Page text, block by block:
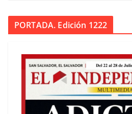
PORTADA. Edición 1222